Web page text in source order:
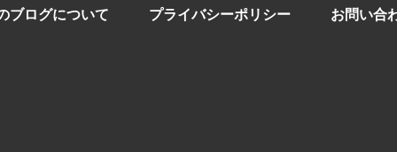
ブログについて プライバシーポリシー お問い合